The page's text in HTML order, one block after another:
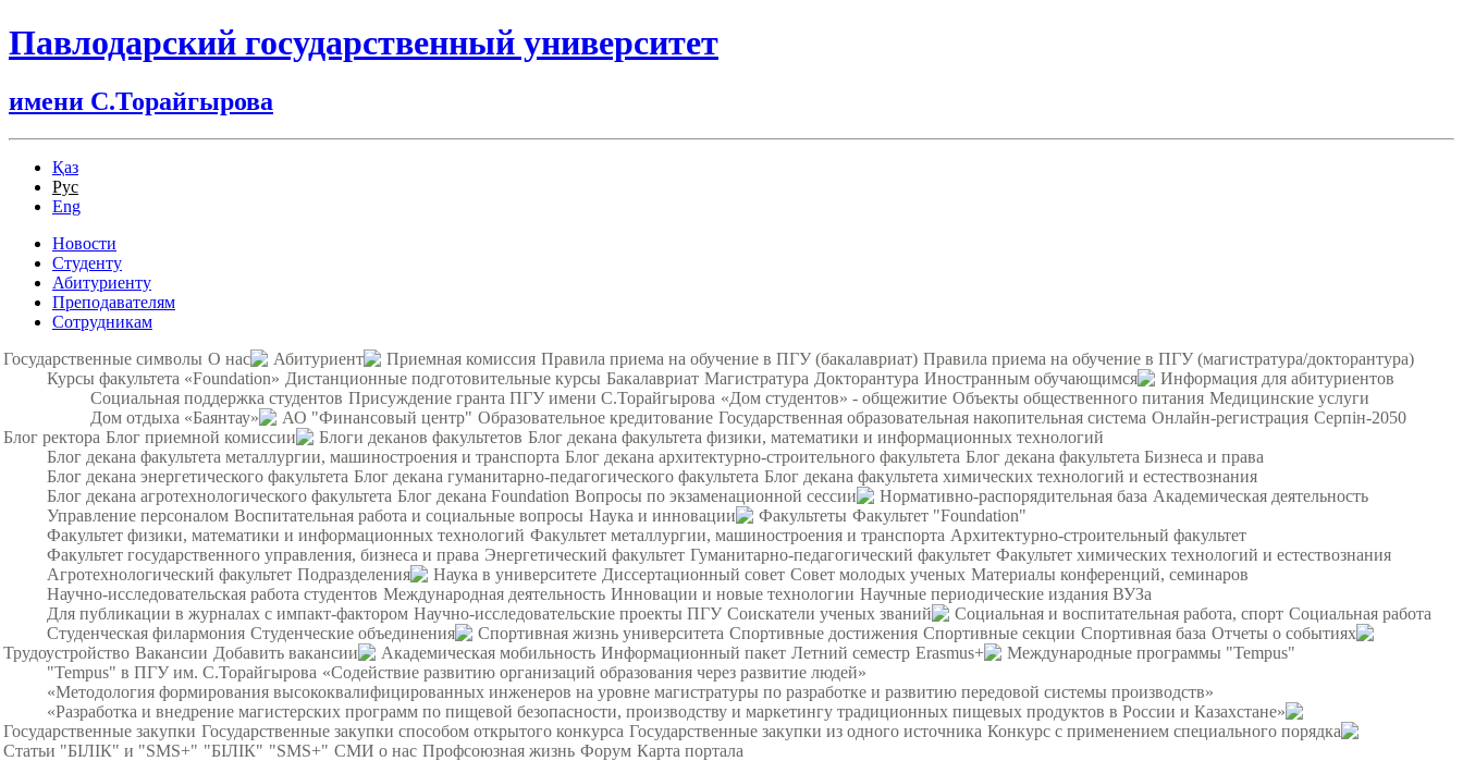
Павлодарский государственный университет
имени С.Торайгырова
Қаз
Рус
Eng
Новости
Студенту
Абитуриенту
Преподавателям
Сотрудникам
Государственные символы О нас Абитуриент Приемная комиссия Правила приема на обучение в ПГУ (бакалавриат) Правила приема на обучение в ПГУ (магистратура/докторантура)
Курсы факультета «Foundation» Дистанционные подготовительные курсы Бакалавриат Магистратура Докторантура Иностранным обучающимся
Информация для абитуриентов
Социальная поддержка студентов Присуждение гранта ПГУ имени С.Торайгырова «Дом студентов» - общежитие Объекты общественного питания Медицинские услуги
Дом отдыха «Баянтау»
АО "Финансовый центр" Образовательное кредитование Государственная образовательная накопительная система Онлайн-регистрация Серпін-2050
Блог ректора Блог приемной комиссии Блоги деканов факультетов Блог декана факультета физики, математики и информационных технологий
Блог декана факультета металлургии, машиностроения и транспорта Блог декана архитектурно-строительного факультета Блог декана факультета Бизнеса и права
Блог декана энергетического факультета Блог декана гуманитарно-педагогического факультета Блог декана факультета химических технологий и естествознания
Блог декана агротехнологического факультета Блог декана Foundation Вопросы по экзаменационной сессии Нормативно-распорядительная база Академическая деятельность
Управление персоналом Воспитательная работа и социальные вопросы Наука и инновации Факультеты Факультет "Foundation"
Факультет физики, математики и информационных технологий Факультет металлургии, машиностроения и транспорта Архитектурно-строительный факультет
Факультет государственного управления, бизнеса и права Энергетический факультет Гуманитарно-педагогический факультет Факультет химических технологий и естествознания
Агротехнологический факультет Подразделения Наука в университете Диссертационный совет Совет молодых ученых Материалы конференций, семинаров
Научно-исследовательская работа студентов Международная деятельность Инновации и новые технологии Научные периодические издания ВУЗа
Для публикации в журналах с импакт-фактором Научно-исследовательские проекты ПГУ Соискатели ученых званий Социальная и воспитательная работа, спорт Социальная работа
Студенческая филармония Студенческие объединения Спортивная жизнь университета Спортивные достижения Спортивные секции Спортивная база Отчеты о событиях
Трудоустройство Вакансии Добавить вакансии Академическая мобильность Информационный пакет Летний семестр Erasmus+
Международные программы "Tempus"
"Tempus" в ПГУ им. С.Торайгырова «Содействие развитию организаций образования через развитие людей»
«Методология формирования высококвалифицированных инженеров на уровне магистратуры по разработке и развитию передовой системы производств»
«Разработка и внедрение магистерских программ по пищевой безопасности, производству и маркетингу традиционных пищевых продуктов в России и Казахстане»
Государственные закупки Государственные закупки способом открытого конкурса Государственные закупки из одного источника Конкурс с применением специального порядка
Статьи "БІЛІК" и "SMS+" "БІЛІК" "SMS+" СМИ о нас Профсоюзная жизнь Форум Карта портала